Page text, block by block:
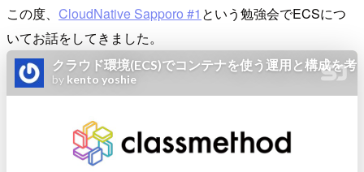
この度、 CloudNative Sapporo #1 という勉強会でECSにつ
いてお話をしてきました。